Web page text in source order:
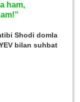
ham,
Shodi domla
bilan suhbat